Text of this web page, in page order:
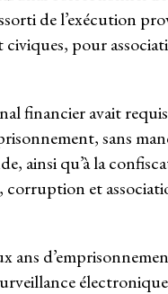
de l’exécution
civiques, pour
financier avait requis
sans
ainsi qu’à la
et
ans